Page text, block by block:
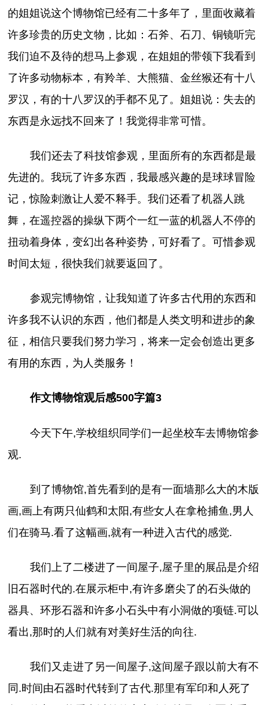
的姐姐说这个博物馆已经有二十多年了，里面收藏着
许多珍贵的历史文物，比如：石斧、石刀、铜镜听完
我们迫不及待的想马上参观，在姐姐的带领下我看到
了许多动物标本，有羚羊、大熊猫、金丝猴还有十八
罗汉，有的十八罗汉的手都不见了。姐姐说：失去的
东西是永远找不回来了！我觉得非常可惜。
我们还去了科技馆参观，里面所有的东西都是最
先进的。我玩了许多东西，我最感兴趣的是球球冒险
记，惊险刺激让人爱不释手。我们还看了机器人跳
舞，在遥控器的操纵下两个一红一蓝的机器人不停的
扭动着身体，变幻出各种姿势，可好看了。可惜参观
时间太短，很快我们就要返回了。
参观完博物馆，让我知道了许多古代用的东西和
许多我不认识的东西，他们都是人类文明和进步的象
征，相信只要我们努力学习，将来一定会创造出更多
有用的东西，为人类服务！
作文博物馆观后感500字篇3
今天下午,学校组织同学们一起坐校车去博物馆参
观.
到了博物馆,首先看到的是有一面墙那么大的木版
画,画上有两只仙鹤和太阳,有些女人在拿枪捕鱼,男人
们在骑马.看了这幅画,就有一种进入古代的感觉.
我们上了二楼进了一间屋子,屋子里的展品是介绍
旧石器时代的.在展示柜中,有许多磨尖了的石头做的
器具、环形石器和许多小石头中有小洞做的项链.可以
看出,那时的人们就有对美好生活的向往.
我们又走进了另一间屋子,这间屋子跟以前大有不
同.时间由石器时代转到了古代.那里有军印和人死了